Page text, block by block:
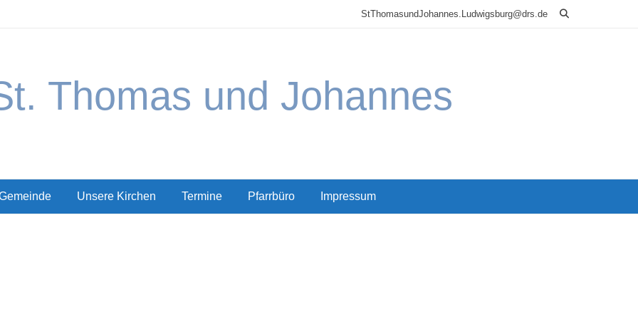
StThomasundJohannes.Ludwigsburg@drs.de
Thomas und Johannes
Unsere Kirchen Termine Pfarrbüro Impressum